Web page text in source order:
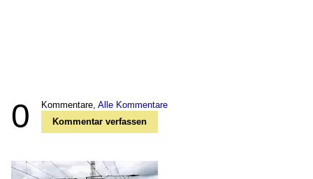
0 Kommentare, Alle Kommentare
Kommentar verfassen